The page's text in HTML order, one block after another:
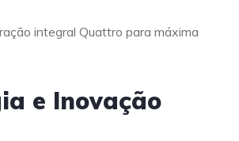
integral Quattro para máxima
e Inovação